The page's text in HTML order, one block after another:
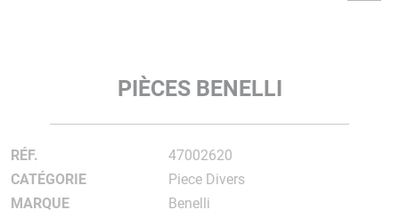
PIÈCES BENELLI
RÉF.
47002620
CATÉGORIE
Piece Divers
MARQUE
Benelli